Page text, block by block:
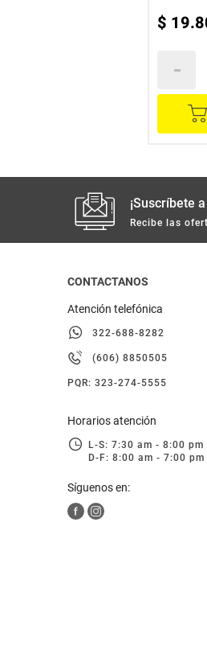
$ 19.
¡Suscríbete
Recibe las
CONTACTANOS
Atención telefónica
322-688-8282
(606) 8850505
PQR: 323-274-5555
Horarios atención
L-S: 7:30 am - 8:00 pm
D-F: 8:00 am - 7:00 pm
Síguenos en: